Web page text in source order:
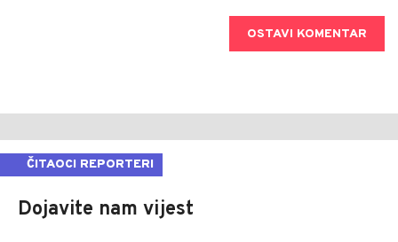
OSTAVI KOMENTAR
ČITAOCI REPORTERI
Dojavite nam vijest